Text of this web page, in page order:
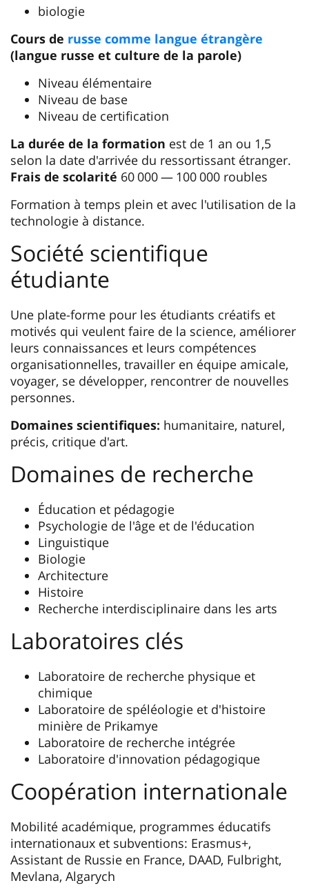
biologie
Cours de russe comme langue étrangère
(langue russe et culture de la parole)
Niveau élémentaire
Niveau de base
Niveau de certification
La durée de la formation est de 1 an ou 1,5
selon la date d'arrivée du ressortissant étranger.
Frais de scolarité 60 000 — 100 000 roubles
Formation à temps plein et avec l'utilisation de la
technologie à distance.
Société scientifique
étudiante
Une plate-forme pour les étudiants créatifs et
motivés qui veulent faire de la science, améliorer
leurs connaissances et leurs compétences
organisationnelles, travailler en équipe amicale,
voyager, se développer, rencontrer de nouvelles
personnes.
Domaines scientifiques: humanitaire, naturel,
précis, critique d'art.
Domaines de recherche
Éducation et pédagogie
Psychologie de l'âge et de l'éducation
Linguistique
Biologie
Architecture
Histoire
Recherche interdisciplinaire dans les arts
Laboratoires clés
Laboratoire de recherche physique et
chimique
Laboratoire de spéléologie et d'histoire
minière de Prikamye
Laboratoire de recherche intégrée
Laboratoire d'innovation pédagogique
Сoopération internationale
Mobilité académique, programmes éducatifs
internationaux et subventions: Erasmus+,
Assistant de Russie en France, DAAD, Fulbright,
Mevlana, Algarych